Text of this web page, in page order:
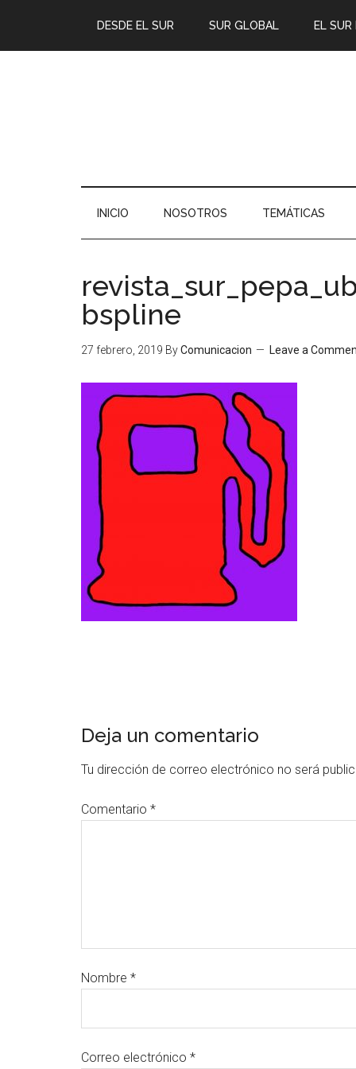
DESDE EL SUR SUR GLOBAL EL SUR
INICIO NOSOTROS TEMÁTICAS
bspline
27 febrero, 2019 ByComunicacion Leave a
Deja un comentario
Tu dirección de correo electrónico no será
Comentario *
Nombre *
Correo electrónico *